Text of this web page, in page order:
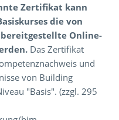
Zertifikat kann
die von
Online-
Das Zertifikat
und
von Building
"Basis". (zzgl. 295